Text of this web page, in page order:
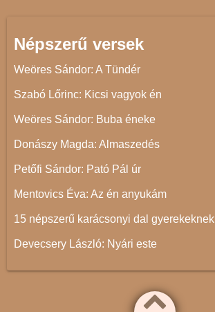
Népszerű versek
Weöres Sándor: A Tündér
Szabó Lőrinc: Kicsi vagyok én
Weöres Sándor: Buba éneke
Donászy Magda: Almaszedés
Petőfi Sándor: Pató Pál úr
Mentovics Éva: Az én anyukám
15 népszerű karácsonyi dal gyerekeknek
Devecsery László: Nyári este